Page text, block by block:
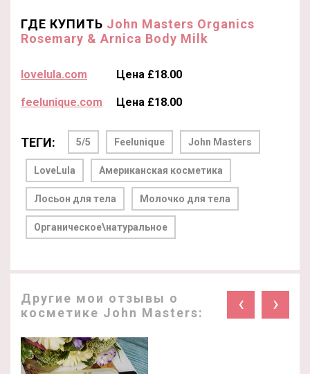
ГДЕ КУПИТЬ John Masters Organics
Rosemary & Arnica Body Milk
lovelula.com Цена £18.00
feelunique.com Цена £18.00
ТЕГИ: 5/5 Feelunique John Masters
LoveLula Американская косметика
Лосьон для тела Молочко для тела
Органическое\натуральное
Другие мои отзывы о
косметике John Masters:
‹ ›